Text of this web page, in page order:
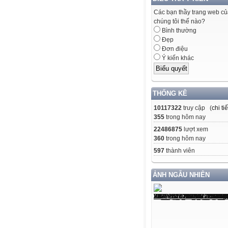
Các bạn thầy trang web
chúng tôi thế nào?
Bình thường
Đẹp
Đơn điệu
Ý kiến khác
THỐNG KÊ
10117322 truy cập (chi
355 trong hôm nay
22486875 lượt xem
360 trong hôm nay
597 thành viên
ẢNH NGẪU NHIÊN